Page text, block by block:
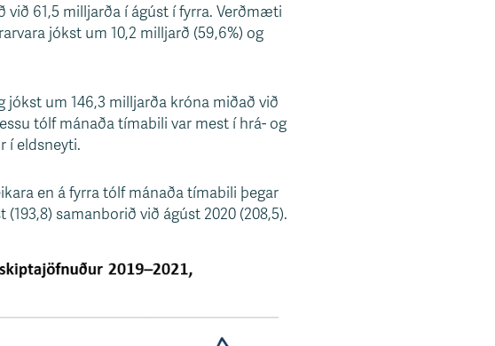
61,5 milljarða í ágúst í fyrra. Verðmæti
jókst um 10,2 milljarð (59,6%) og
um 146,3 milljarða króna miðað við
tólf mánaða tímabili var mest í hrá- og
í eldsneyti.
en á fyrra tólf mánaða tímabili þegar
samanborið við ágúst 2020 (208,5).